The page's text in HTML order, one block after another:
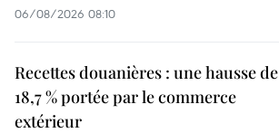
06/08/2026 08:10
Recettes douanières : une hausse de
18,7 % portée par le commerce
extérieur